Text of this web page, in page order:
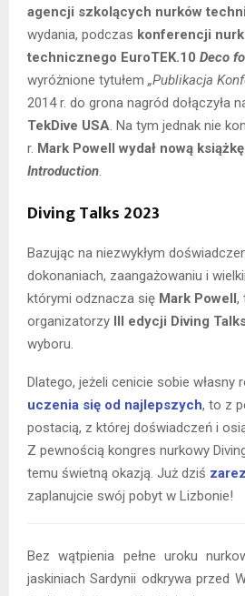
agencji szkolących nurków
wydania, podczas konferencji
technicznego EuroTEK.10 Deco
wyróżnione tytułem „Publikacja
2014 r. do grona nagród dołączyła
TekDive USA. Na tym jednak nie
r. Mark Powell wydał nową książkę
Introduction.
Diving Talks 2023
Bazując na niezwykłym
dokonaniach, zaangażowaniu i
którymi odznacza się Mark Powell,
organizatorzy III edycji Diving
wyboru.
Dlatego, jeżeli cenicie sobie własny
uczenia się od najlepszych, to z
postacią, z której doświadczeń i
Z pewnością kongres nurkowy
temu świetną okazją. Już dziś
zaplanujcie swój pobyt w Lizbonie!
Bez wątpienia pełne uroku
jaskiniach Sardynii odkrywa przed